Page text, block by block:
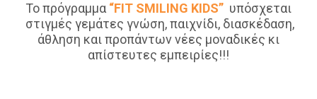
Το πρόγραμμα “FIT SMILING KIDS” υπόσχεται
στιγμές γεμάτες γνώση, παιχνίδι, διασκέδαση,
άθληση και προπάντων νέες μοναδικές κι
απίστευτες εμπειρίες!!!